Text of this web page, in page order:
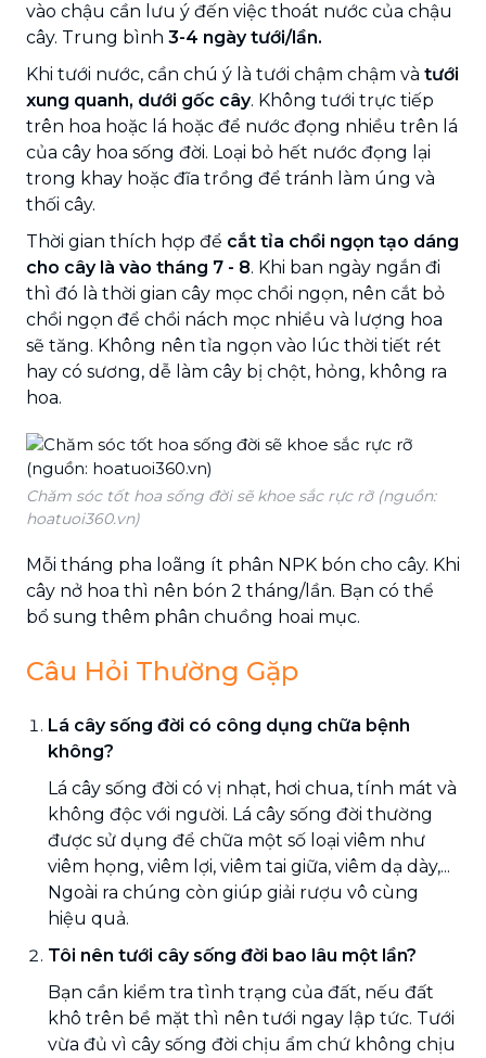
vào chậu cần lưu ý đến việc thoát nước của chậu
cây. Trung bình 3-4 ngày tưới/lần.
Khi tưới nước, cần chú ý là tưới chậm chậm và tưới
xung quanh, dưới gốc cây. Không tưới trực tiếp
trên hoa hoặc lá hoặc để nước đọng nhiều trên lá
của cây hoa sống đời. Loại bỏ hết nước đọng lại
trong khay hoặc đĩa trồng để tránh làm úng và
thối cây.
Thời gian thích hợp để cắt tỉa chồi ngọn tạo dáng
cho cây là vào tháng 7 - 8. Khi ban ngày ngắn đi
thì đó là thời gian cây mọc chồi ngọn, nên cắt bỏ
chồi ngọn để chồi nách mọc nhiều và lượng hoa
sẽ tăng. Không nên tỉa ngọn vào lúc thời tiết rét
hay có sương, dễ làm cây bị chột, hỏng, không ra
hoa.
Chăm sóc tốt hoa sống đời sẽ khoe sắc rực rỡ (nguồn:
hoatuoi360.vn)
Mỗi tháng pha loãng ít phân NPK bón cho cây. Khi
cây nở hoa thì nên bón 2 tháng/lần. Bạn có thể
bổ sung thêm phân chuồng hoai mục.
Câu Hỏi Thường Gặp
Lá cây sống đời có công dụng chữa bệnh
không?
Lá cây sống đời có vị nhạt, hơi chua, tính mát và
không độc với người. Lá cây sống đời thường
được sử dụng để chữa một số loại viêm như
viêm họng, viêm lợi, viêm tai giữa, viêm dạ dày,...
Ngoài ra chúng còn giúp giải rượu vô cùng
hiệu quả.
Tôi nên tưới cây sống đời bao lâu một lần?
Bạn cần kiểm tra tình trạng của đất, nếu đất
khô trên bề mặt thì nên tưới ngay lập tức. Tưới
vừa đủ vì cây sống đời chịu ẩm chứ không chịu